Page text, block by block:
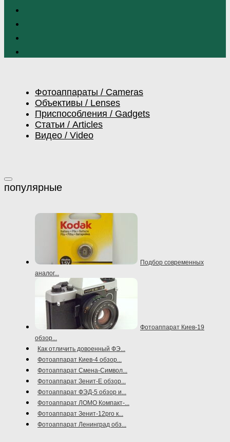
Фотоаппараты / Cameras
Объективы / Lenses
Приспособления / Gadgets
Статьи / Articles
Видео / Video
Подбор современных
аналог...
Фотоаппарат Киев-19
обзор...
Как отличить довоенный ФЭ...
Фотоаппарат Киев-4 обзор...
Фотоаппарат Смена-Символ...
Фотоаппарат Зенит-Е обзор...
Фотоаппарат ФЭД-5 обзор и...
Фотоаппарат ЛОМО Компакт-...
Фотоаппарат Зенит-12pro к...
Фотоаппарат Ленинград обз...